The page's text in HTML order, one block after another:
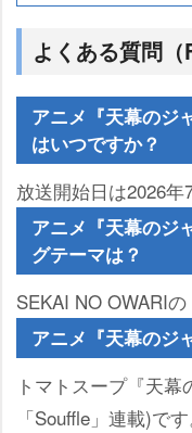
よくある質問（
アニメ『天幕のジ
はいつですか？
放送開始日は2026年
アニメ『天幕のジ
グテーマは？
SEKAI NO OWARIの
アニメ『天幕のジ
トマトスープ『天
「Souffle」連載)です